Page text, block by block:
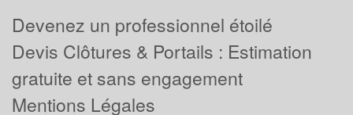
Devenez un professionnel étoilé
Devis Clôtures & Portails : Estimation
gratuite et sans engagement
Mentions Légales